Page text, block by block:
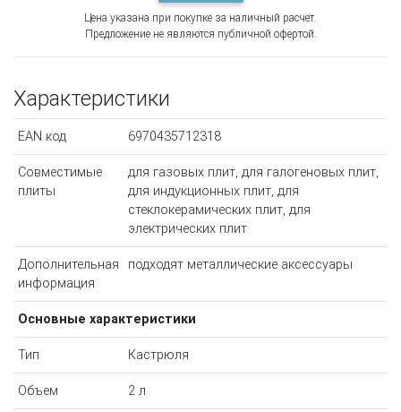
Цена указана при покупке за наличный расчёт.
Предложение не являются публичной офертой.
Характеристики
EAN код 6970435712318
Совместимые
плиты
для газовых плит, для галогеновых плит,
для индукционных плит, для
стеклокерамических плит, для
электрических плит
Дополнительная
информация
подходят металлические аксессуары
Основные характеристики
Тип Кастрюля
Объем 2 л